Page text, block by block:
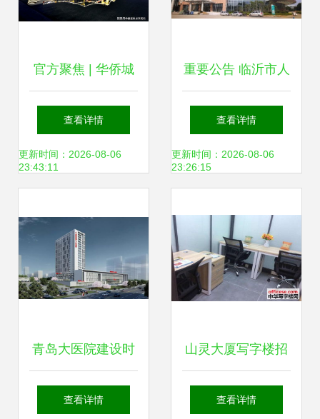
官方聚焦 | 华侨城
新玺官方售楼处发
布 共筑新时代奢居
共创区域价值新篇
章
查看详情
更新时间：2026-08-06
23:43:11
重要公告 临沂市人
民医院骨科医院整
体搬迁至北城新区
查看详情
更新时间：2026-08-06
23:26:15
青岛大医院建设时
间表出炉 市南、李
查看详情
山灵大厦写字楼招
租 南山赤湾蛇口优
查看详情